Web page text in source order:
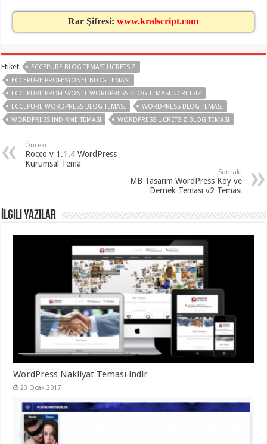
Rar Şifresi:www.kralscript.com
Etiket
ECCEPURE BLOG TEMASI ÜCRETSIZ
ECCEPURE PROFESYONEL BLOG TEMASI
ECCEPURE PROFESYONEL WORDPRESS BLOG TEMASI ÜCRETSIZ
ECCEPURE WORDPRESS BLOG TEMASI
WORDPRESS BLOG TEMASI
WORDPRESS INDIRME TEMASI
WORDPRESS ÜCRETSIZ BLOG TEMASI
Önceki
Rocco v 1.1.4 WordPress
Kurumsal Tema
Sonraki
MB Tasarım WordPress Köy ve
Dernek Teması v2 Teması
İlgili Yazılar
WordPress Nakliyat Teması indir
23 Ocak 2017